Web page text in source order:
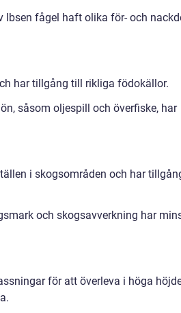
Ibsen fågel haft olika för- och
har tillgång till rikliga födokällor.
såsom oljespill och överfiske, har
i skogsområden och har
och skogsavverkning har
för att överleva i höga